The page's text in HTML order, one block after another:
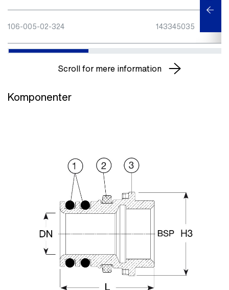
106-005-02-324 143345035
Scroll for mere information
Komponenter